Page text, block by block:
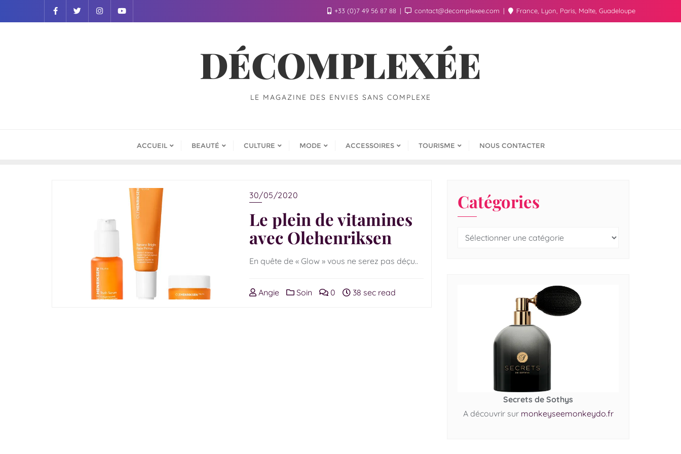
+33 (0)7 49 56 87 88 contact@decomplexee.com France, Lyon, Paris, Malte, Guadeloupe
DÉCOMPLEXÉE
LE MAGAZINE DES ENVIES SANS COMPLEXE
ACCUEIL BEAUTÉ CULTURE MODE ACCESSOIRES TOURISME NOUS CONTACTER
30/05/2020
Le plein de vitamines
avec Olehenriksen
En quête de « Glow » vous ne serez pas déçu..
Angie Soin 0 38 sec read
Catégories
Secrets de Sothys
A découvrir sur monkeyseemonkeydo.fr